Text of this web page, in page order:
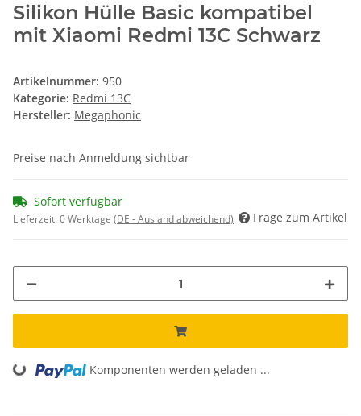
Silikon Hülle Basic kompatibel
mit Xiaomi Redmi 13C Schwarz
Artikelnummer: 950
Kategorie: Redmi 13C
Hersteller: Megaphonic
Preise nach Anmeldung sichtbar
Sofort verfügbar
Lieferzeit:0 Werktage (DE - Ausland abweichend) Frage zum Artikel
Loading... Komponenten werden geladen ...